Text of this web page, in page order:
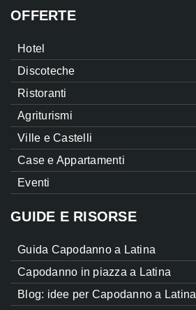
OFFERTE
Hotel
Discoteche
Ristoranti
Agriturismi
Ville e Castelli
Case e Appartamenti
Eventi
GUIDE E RISORSE
Guida Capodanno a Latina
Capodanno in piazza a Latina
Blog: idee per Capodanno a Latina